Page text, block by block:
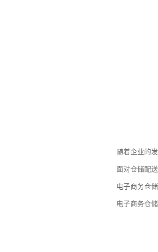
随着企业的
面对仓储配
电子商务仓
电子商务仓